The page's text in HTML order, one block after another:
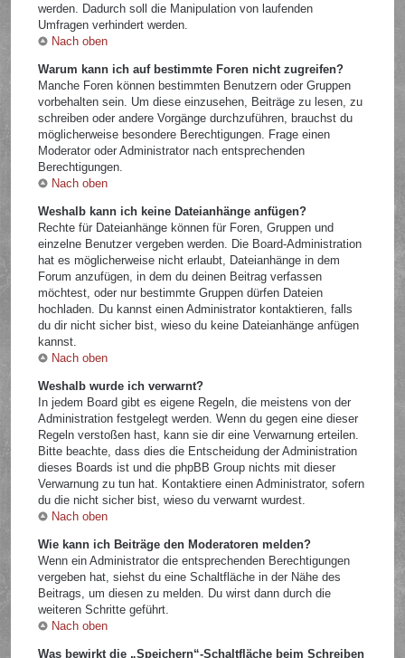
werden. Dadurch soll die Manipulation von laufenden
Umfragen verhindert werden.
Nach oben
Warum kann ich auf bestimmte Foren nicht zugreifen?
Manche Foren können bestimmten Benutzern oder Gruppen
vorbehalten sein. Um diese einzusehen, Beiträge zu lesen, zu
schreiben oder andere Vorgänge durchzuführen, brauchst du
möglicherweise besondere Berechtigungen. Frage einen
Moderator oder Administrator nach entsprechenden
Berechtigungen.
Nach oben
Weshalb kann ich keine Dateianhänge anfügen?
Rechte für Dateianhänge können für Foren, Gruppen und
einzelne Benutzer vergeben werden. Die Board-Administration
hat es möglicherweise nicht erlaubt, Dateianhänge in dem
Forum anzufügen, in dem du deinen Beitrag verfassen
möchtest, oder nur bestimmte Gruppen dürfen Dateien
hochladen. Du kannst einen Administrator kontaktieren, falls
du dir nicht sicher bist, wieso du keine Dateianhänge anfügen
kannst.
Nach oben
Weshalb wurde ich verwarnt?
In jedem Board gibt es eigene Regeln, die meistens von der
Administration festgelegt werden. Wenn du gegen eine dieser
Regeln verstoßen hast, kann sie dir eine Verwarnung erteilen.
Bitte beachte, dass dies die Entscheidung der Administration
dieses Boards ist und die phpBB Group nichts mit dieser
Verwarnung zu tun hat. Kontaktiere einen Administrator, sofern
du die nicht sicher bist, wieso du verwarnt wurdest.
Nach oben
Wie kann ich Beiträge den Moderatoren melden?
Wenn ein Administrator die entsprechenden Berechtigungen
vergeben hat, siehst du eine Schaltfläche in der Nähe des
Beitrags, um diesen zu melden. Du wirst dann durch die
weiteren Schritte geführt.
Nach oben
Was bewirkt die „Speichern“-Schaltfläche beim Schreiben